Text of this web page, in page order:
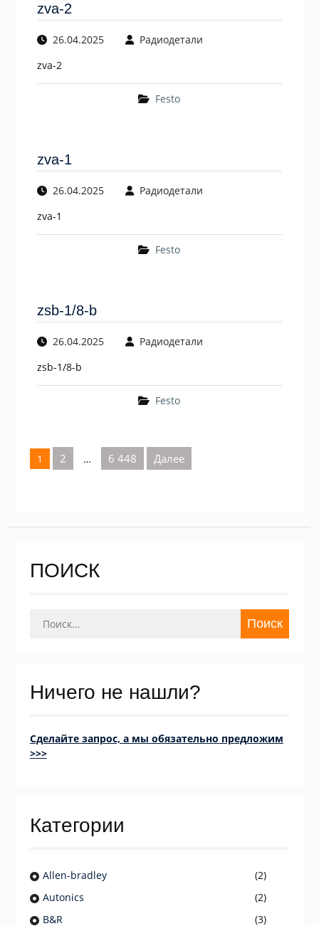
zva-2
26.04.2025
Радиодетали
zva-2
Festo
zva-1
26.04.2025
Радиодетали
zva-1
Festo
zsb-1/8-b
26.04.2025
Радиодетали
zsb-1/8-b
Festo
записей
1 2 … 6 448 Далее
ПОИСК
Ничего не нашли?
Сделайте запрос, а мы обязательно предложим
>>>
Категории
Allen-bradley
(2)
Autonics
(2)
B&R
(3)